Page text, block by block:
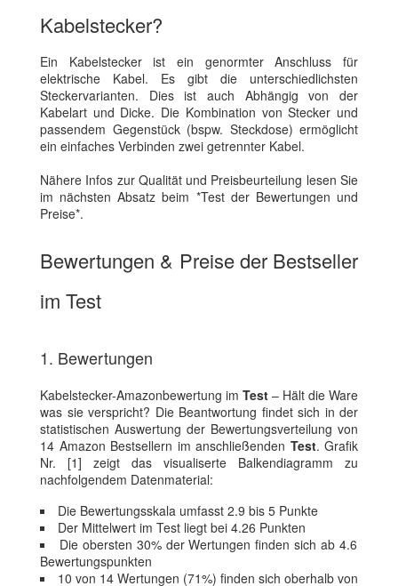
Kabelstecker?
Ein Kabelstecker ist ein genormter Anschluss für
elektrische Kabel. Es gibt die unterschiedlichsten
Steckervarianten. Dies ist auch Abhängig von der
Kabelart und Dicke. Die Kombination von Stecker und
passendem Gegenstück (bspw. Steckdose) ermöglicht
ein einfaches Verbinden zwei getrennter Kabel.
Nähere Infos zur Qualität und Preisbeurteilung lesen Sie
im nächsten Absatz beim *Test der Bewertungen und
Preise*.
Bewertungen & Preise der Bestseller
im Test
1. Bewertungen
Kabelstecker-Amazonbewertung im Test – Hält die Ware
was sie verspricht? Die Beantwortung findet sich in der
statistischen Auswertung der Bewertungsverteilung von
14 Amazon Bestsellern im anschließenden Test. Grafik
Nr. [1] zeigt das visualiserte Balkendiagramm zu
nachfolgendem Datenmaterial:
Die Bewertungsskala umfasst 2.9 bis 5 Punkte
Der Mittelwert im Test liegt bei 4.26 Punkten
Die obersten 30% der Wertungen finden sich ab 4.6
Bewertungspunkten
10 von 14 Wertungen (71%) finden sich oberhalb von